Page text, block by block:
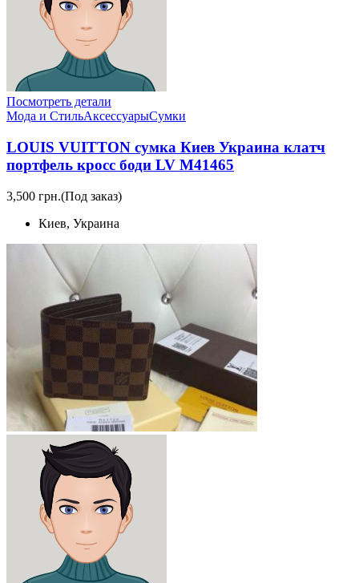
Посмотреть детали
Мода и СтильАксессуарыСумки
LOUIS VUITTON сумка Киев Украина клатч
портфель кросс боди LV M41465
3,500 грн.(Под заказ)
Киев, Украина